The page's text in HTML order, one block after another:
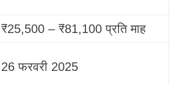
₹25,500 – ₹81,100 प्रति माह
26 फरवरी 2025